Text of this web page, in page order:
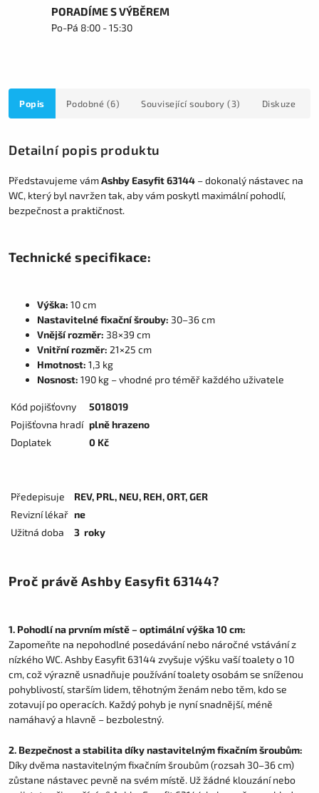
PORADÍME S VÝBĚREM
Po-Pá 8:00 - 15:30
Popis Podobné (6) Související soubory (3) Diskuze
Detailní popis produktu
Představujeme vámAshby Easyfit 63144 – dokonalý nástavec na
WC, který byl navržen tak, aby vám poskytl maximální pohodlí,
bezpečnost a praktičnost.
Technické specifikace:
Výška: 10 cm
Nastavitelné fixační šrouby: 30–36 cm
Vnější rozměr: 38×39 cm
Vnitřní rozměr: 21×25 cm
Hmotnost: 1,3 kg
Nosnost: 190 kg – vhodné pro téměř každého uživatele
Kód pojišťovny
5018019
Pojišťovna hradí plně hrazeno
Doplatek
0 Kč
Předepisuje
REV, PRL, NEU, REH, ORT, GER
Revizní lékař ne
Užitná doba
3 roky
Proč právě Ashby Easyfit 63144?
1. Pohodlí na prvním místě – optimální výška 10 cm:
Zapomeňte na nepohodlné posedávání nebo náročné vstávání z
nízkého WC. Ashby Easyfit 63144 zvyšuje výšku vaší toalety o 10
cm, což výrazně usnadňuje používání toalety osobám se sníženou
pohyblivostí, starším lidem, těhotným ženám nebo těm, kdo se
zotavují po operacích. Každý pohyb je nyní snadnější, méně
namáhavý a hlavně – bezbolestný.
2. Bezpečnost a stabilita díky nastavitelným fixačním šroubům:
Díky dvěma nastavitelným fixačním šroubům (rozsah 30–36 cm)
zůstane nástavec pevně na svém místě. Už žádné klouzání nebo